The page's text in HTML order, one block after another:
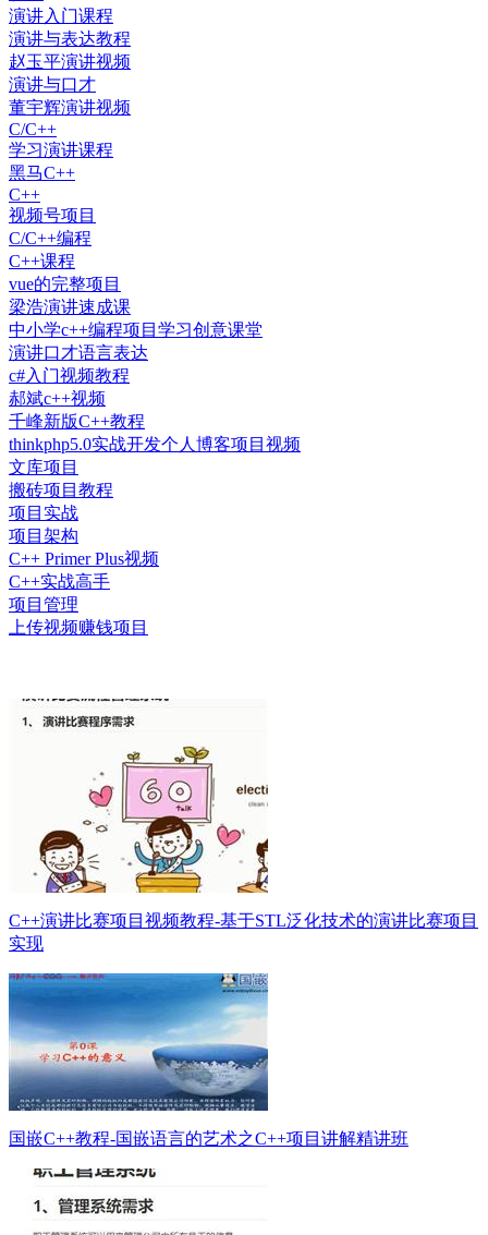
演讲入门课程
演讲与表达教程
赵玉平演讲视频
演讲与口才
董宇辉演讲视频
C/C++
学习演讲课程
黑马C++
C++
视频号项目
C/C++编程
C++课程
vue的完整项目
梁浩演讲速成课
中小学c++编程项目学习创意课堂
演讲口才语言表达
c#入门视频教程
郝斌c++视频
千峰新版C++教程
thinkphp5.0实战开发个人博客项目视频
文库项目
搬砖项目教程
项目实战
项目架构
C++ Primer Plus视频
C++实战高手
项目管理
上传视频赚钱项目
C++演讲比赛项目视频教程-基于STL泛化技术的演讲比赛项目
实现
国嵌C++教程-国嵌语言的艺术之C++项目讲解精讲班